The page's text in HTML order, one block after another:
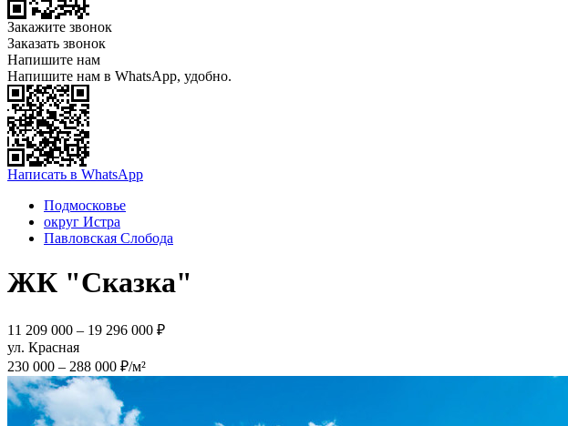
Закажите звонок
Заказать звонок
Напишите нам
Напишите нам в WhatsApp, удобно.
Написать в WhatsApp
Подмосковье
округ Истра
Павловская Слобода
ЖК "Сказка"
11 209 000 – 19 296 000 ₽
ул. Красная
230 000 – 288 000 ₽/м²